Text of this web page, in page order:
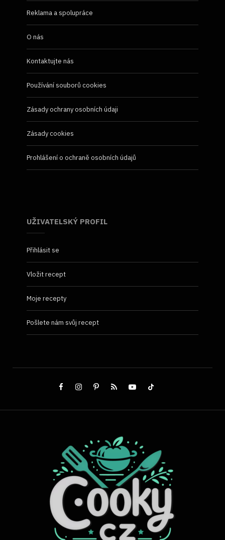
Reklama a spolupráce
O nás
Kontaktujte nás
Používání souborů cookies
Zásady ochrany osobních údaji
Zásady cookies
Prohlášení o ochraně osobních údajů
UŽIVATELSKÝ PROFIL
Přihlásit se
Vložit recept
Moje recepty
Pošlete nám svůj recept